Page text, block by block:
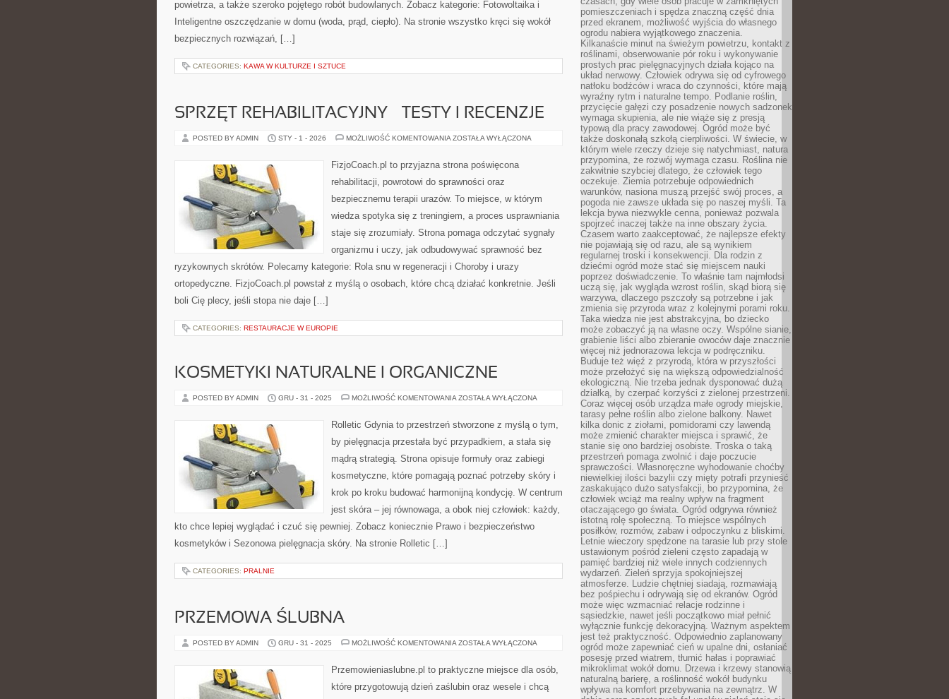
powietrza, a także szeroko pojętego robót budowlanych. Zobacz kategorie: Fotowoltaika i
Inteligentne oszczędzanie w domu (woda, prąd, ciepło). Na stronie wszystko kręci się wokół
bezpiecznych rozwiązań, […]
CATEGORIES: KAWA W KULTURZE I SZTUCE
SPRZĘT REHABILITACYJNY – TESTY I RECENZJE
POSTED BY ADMIN STY - 1 - 2026 MOŻLIWOŚĆ KOMENTOWANIA SPRZĘT
I
ZOSTAŁA WYŁĄCZONA
FizjoCoach.pl to przyjazna strona poświęcona
rehabilitacji, powrotowi do sprawności oraz
bezpiecznemu terapii urazów. To miejsce, w którym
wiedza spotyka się z treningiem, a proces usprawniania
staje się zrozumiały. Strona pomaga odczytać sygnały
organizmu i uczy, jak odbudowywać sprawność bez
ryzykownych skrótów. Polecamy kategorie: Rola snu w regeneracji i Choroby i urazy
ortopedyczne. FizjoCoach.pl powstał z myślą o osobach, które chcą działać konkretnie. Jeśli
boli Cię plecy, jeśli stopa nie daje […]
CATEGORIES: RESTAURACJE W EUROPIE
KOSMETYKI NATURALNE I ORGANICZNE
POSTED BY ADMIN GRU - 31 - 2025 MOŻLIWOŚĆ KOMENTOWANIA KOSMETYKI
ORGANICZNE
ZOSTAŁA WYŁĄCZONA
Rolletic Gdynia to przestrzeń stworzone z myślą o tym,
by pielęgnacja przestała być przypadkiem, a stała się
mądrą strategią. Strona opisuje formuły oraz zabiegi
kosmetyczne, które pomagają poznać potrzeby skóry i
krok po kroku budować harmonijną kondycję. W centrum
jest skóra – jej równowaga, a obok niej człowiek: każdy,
kto chce lepiej wyglądać i czuć się pewniej. Zobacz koniecznie Prawo i bezpieczeństwo
kosmetyków i Sezonowa pielęgnacja skóry. Na stronie Rolletic […]
CATEGORIES: PRALNIE
PRZEMOWA ŚLUBNA
POSTED BY ADMIN GRU - 31 - 2025 MOŻLIWOŚĆ KOMENTOWANIA PRZEMOWA
ZOSTAŁA WYŁĄCZONA
Przemowieniaslubne.pl to praktyczne miejsce dla osób,
które przygotowują dzień zaślubin oraz wesele i chcą
pomieszczeniach i spędza znaczną część dnia
przed ekranem, możliwość wyjścia do własnego
ogrodu nabiera wyjątkowego znaczenia.
Kilkanaście minut na świeżym powietrzu, kontakt z
roślinami, obserwowanie pór roku i wykonywanie
prostych prac pielęgnacyjnych działa kojąco na
układ nerwowy. Człowiek odrywa się od cyfrowego
natłoku bodźców i wraca do czynności, które mają
wyraźny rytm i naturalne tempo. Podlanie roślin,
przycięcie gałęzi czy posadzenie nowych sadzonek
wymaga skupienia, ale nie wiąże się z presją
typową dla pracy zawodowej. Ogród może być
także doskonałą szkołą cierpliwości. W świecie, w
którym wiele rzeczy dzieje się natychmiast, natura
przypomina, że rozwój wymaga czasu. Roślina nie
zakwitnie szybciej dlatego, że człowiek tego
oczekuje. Ziemia potrzebuje odpowiednich
warunków, nasiona muszą przejść swój proces, a
pogoda nie zawsze układa się po naszej myśli. Ta
lekcja bywa niezwykle cenna, ponieważ pozwala
spojrzeć inaczej także na inne obszary życia.
Czasem warto zaakceptować, że najlepsze efekty
nie pojawiają się od razu, ale są wynikiem
regularnej troski i konsekwencji. Dla rodzin z
dziećmi ogród może stać się miejscem nauki
poprzez doświadczenie. To właśnie tam najmłodsi
uczą się, jak wygląda wzrost roślin, skąd biorą się
warzywa, dlaczego pszczoły są potrzebne i jak
zmienia się przyroda wraz z kolejnymi porami roku.
Taka wiedza nie jest abstrakcyjna, bo dziecko
może zobaczyć ją na własne oczy. Wspólne sianie,
grabienie liści albo zbieranie owoców daje znacznie
więcej niż jednorazowa lekcja w podręczniku.
Buduje też więź z przyrodą, która w przyszłości
może przełożyć się na większą odpowiedzialność
ekologiczną. Nie trzeba jednak dysponować dużą
działką, by czerpać korzyści z zielonej przestrzeni.
Coraz więcej osób urządza małe ogrody miejskie,
tarasy pełne roślin albo zielone balkony. Nawet
kilka donic z ziołami, pomidorami czy lawendą
może zmienić charakter miejsca i sprawić, że
stanie się ono bardziej osobiste. Troska o taką
przestrzeń pomaga zwolnić i daje poczucie
sprawczości. Własnoręczne wyhodowanie choćby
niewielkiej ilości bazylii czy mięty potrafi przynieść
zaskakująco dużo satysfakcji, bo przypomina, że
człowiek wciąż ma realny wpływ na fragment
otaczającego go świata. Ogród odgrywa również
istotną rolę społeczną. To miejsce wspólnych
posiłków, rozmów, zabaw i odpoczynku z bliskimi.
Letnie wieczory spędzone na tarasie lub przy stole
ustawionym pośród zieleni często zapadają w
pamięć bardziej niż wiele innych codziennych
wydarzeń. Zieleń sprzyja spokojniejszej
atmosferze. Ludzie chętniej siadają, rozmawiają
bez pośpiechu i odrywają się od ekranów. Ogród
może więc wzmacniać relacje rodzinne i
sąsiedzkie, nawet jeśli początkowo miał pełnić
wyłącznie funkcję dekoracyjną. Ważnym aspektem
jest też praktyczność. Odpowiednio zaplanowany
ogród może zapewniać cień w upalne dni, osłaniać
posesję przed wiatrem, tłumić hałas i poprawiać
mikroklimat wokół domu. Drzewa i krzewy stanowią
naturalną barierę, a roślinność wokół budynku
wpływa na komfort przebywania na zewnątrz. W